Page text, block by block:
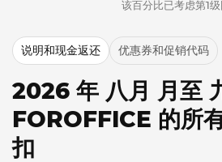
该百分比已考虑第1
说明和现金返还 优惠券和促销代码
2026 年 八月 月至
FOROFFICE 的所
扣